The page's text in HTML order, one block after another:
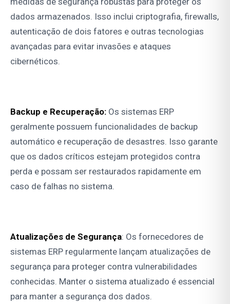
dados armazenados. Isso inclui criptografia, firewalls,
autenticação de dois fatores e outras tecnologias
avançadas para evitar invasões e ataques
cibernéticos.
Backup e Recuperação: Os sistemas ERP
geralmente possuem funcionalidades de backup
automático e recuperação de desastres. Isso garante
que os dados críticos estejam protegidos contra
perda e possam ser restaurados rapidamente em
caso de falhas no sistema.
Atualizações de Segurança: Os fornecedores de
sistemas ERP regularmente lançam atualizações de
segurança para proteger contra vulnerabilidades
conhecidas. Manter o sistema atualizado é essencial
para manter a segurança dos dados.